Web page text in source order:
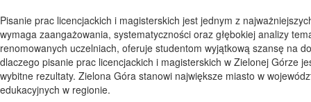
Pisanie prac licencjackich i magisterskich jest jednym z
wymaga zaangażowania, systematyczności oraz głębokiej analizy
renomowanych uczelniach, oferuje studentom wyjątkową szansę na
dlaczego pisanie prac licencjackich i magisterskich w Zielonej Górze
wybitne rezultaty. Zielona Góra stanowi największe miasto w
edukacyjnych w regionie.